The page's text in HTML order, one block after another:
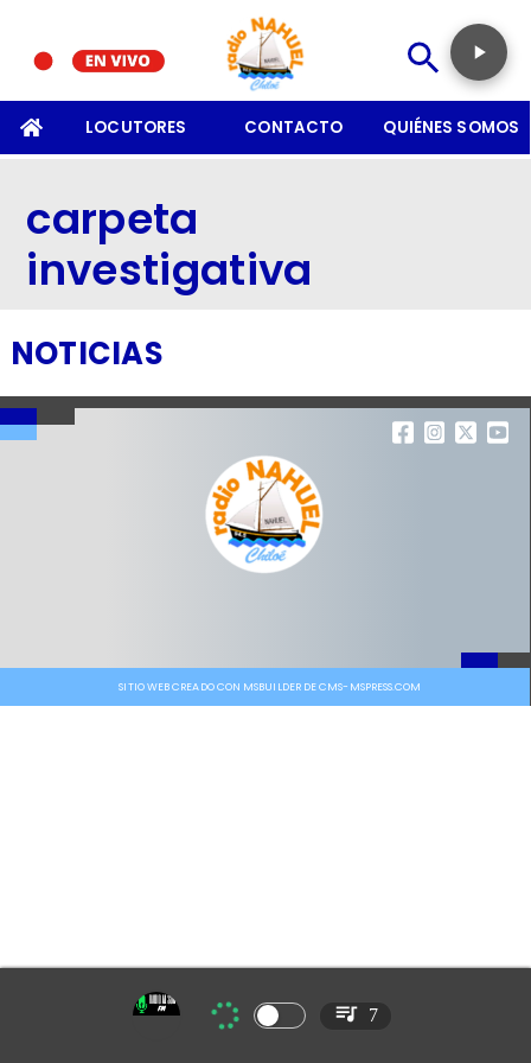
LOCUTORES CONTACTO QUIÉNES SOMOS
carpeta
investigativa
NOTICIAS
SITIO WEB CREADO CON MSBUILDER DE CMS-MSPRESS.COM
7